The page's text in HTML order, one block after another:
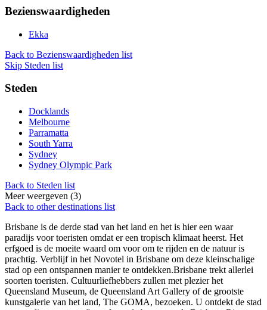
Bezienswaardigheden
Ekka
Back to Bezienswaardigheden list
Skip Steden list
Steden
Docklands
Melbourne
Parramatta
South Yarra
Sydney
Sydney Olympic Park
Back to Steden list
Meer weergeven (3)
Back to other destinations list
Brisbane is de derde stad van het land en het is hier een waar
paradijs voor toeristen omdat er een tropisch klimaat heerst. Het
erfgoed is de moeite waard om voor om te rijden en de natuur is
prachtig. Verblijf in het Novotel in Brisbane om deze kleinschalige
stad op een ontspannen manier te ontdekken.Brisbane trekt allerlei
soorten toeristen. Cultuurliefhebbers zullen met plezier het
Queensland Museum, de Queensland Art Gallery of de grootste
kunstgalerie van het land, The GOMA, bezoeken. U ontdekt de stad